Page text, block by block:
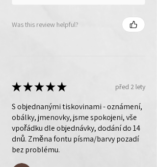
Was this review helpful?
★★★★★ před 2 lety
S objednanými tiskovinami - oznámení,
obálky, jmenovky, jsme spokojeni, vše
vpořádku dle objednávky, dodání do 14
dnů. Změna fontu písma/barvy pozadí
bez problému.